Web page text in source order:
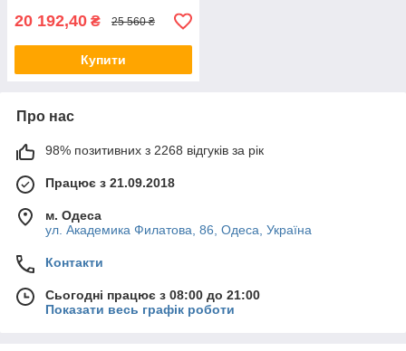
20 192,40 ₴ 25 560 ₴
Купити
Про нас
98% позитивних з 2268 відгуків за рік
Працює з 21.09.2018
м. Одеса
ул. Академика Филатова, 86, Одеса, Україна
Контакти
Сьогодні працює з 08:00 до 21:00
Показати весь графік роботи